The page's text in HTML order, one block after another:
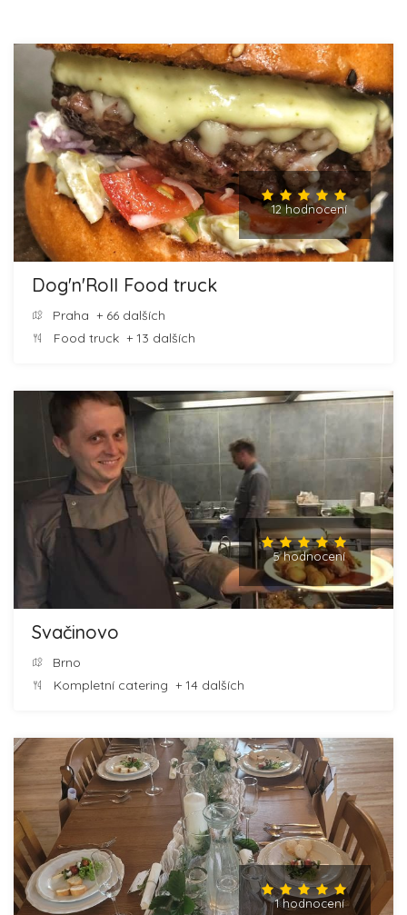
12 hodnocení
Dog'n'Roll Food truck
Praha + 66 dalších
Food truck + 13 dalších
5 hodnocení
Svačinovo
Brno
Kompletní catering + 14 dalších
1 hodnocení